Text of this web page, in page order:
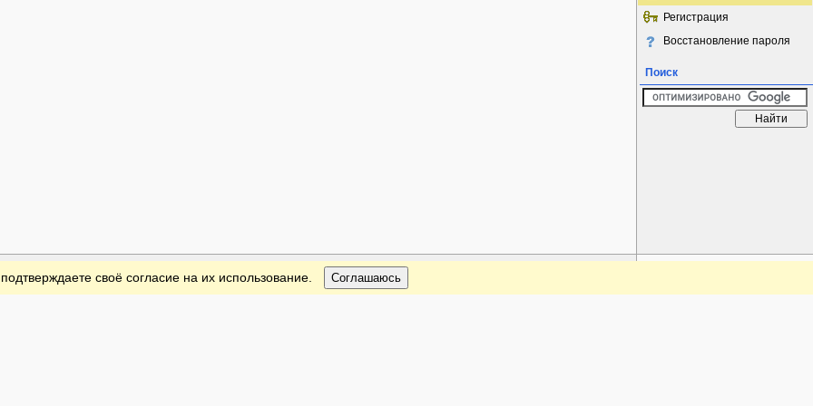
Регистрация
Восстановление пароля
Поиск
своё согласие на их использование. Соглашаюсь